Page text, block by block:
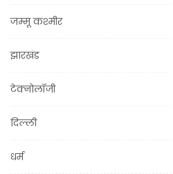
जम्मू कश्मीर
झारखंड
टेक्नोलॉजी
दिल्ली
धर्म